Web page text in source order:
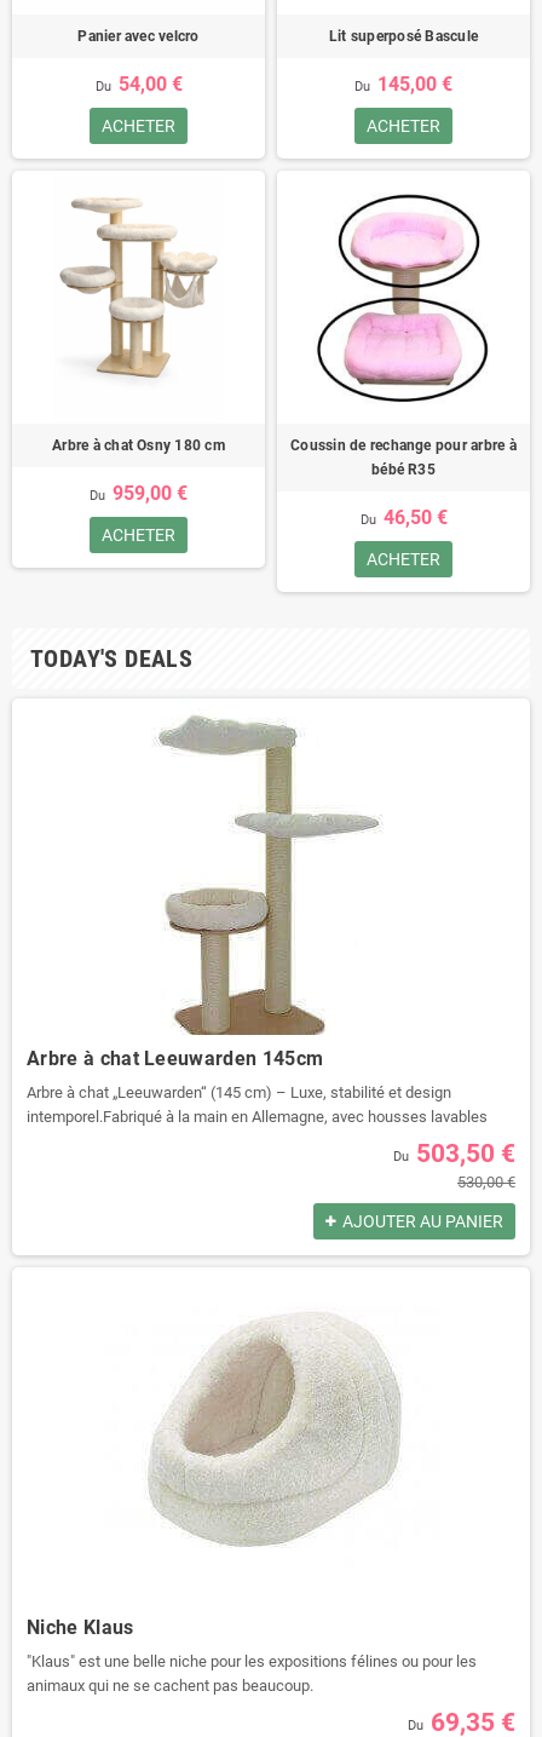
Panier avec velcro
Du 54,00 €
ACHETER
Lit superposé Bascule
Du 145,00 €
ACHETER
Arbre à chat Osny 180 cm
Du 959,00 €
ACHETER
Coussin de rechange pour arbre à
bébé R35
Du 46,50 €
ACHETER
TODAY'S DEALS
Arbre à chat Leeuwarden 145cm
Arbre à chat „Leeuwarden“ (145 cm) – Luxe, stabilité et design
intemporel.Fabriqué à la main en Allemagne, avec housses lavables
dans plus de 30 couleurs et pièces interchangeables. Parfait pour
grands chats et propriétaires exigeants.➡️ Faites défiler vers le bas pour
Du 503,50 €
530,00 €
AJOUTER AU PANIER
Niche Klaus
"Klaus" est une belle niche pour les expositions félines ou pour les
animaux qui ne se cachent pas beaucoup.
Le toit est plus ouvert que dans les autres grottes et donc bien ventilé.
Du 69,35 €